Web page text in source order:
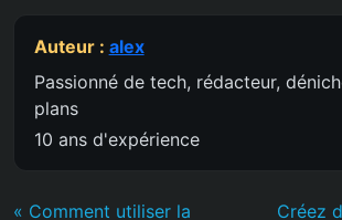
Auteur : alex
Passionné de tech, rédacteur,
plans
10 ans d'expérience
« Comment utiliser la
Créez